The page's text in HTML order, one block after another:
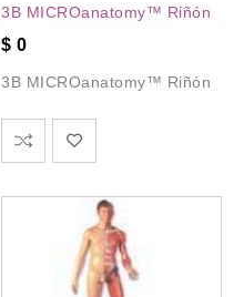
3B MICROanatomy™ Riñón
$ 0
3B MICROanatomy™ Riñón